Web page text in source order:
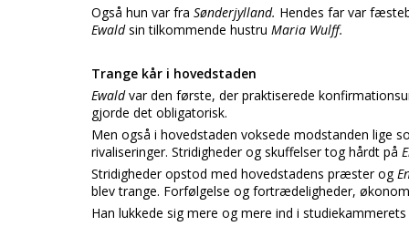
Også hun var fra Sønderjylland. Hendes far var
Ewaldsin tilkommende hustru Maria Wulff.
Trange kår i hovedstaden
Ewaldvar den første, der praktiserede
gjorde det obligatorisk.
Men også i hovedstaden voksede modstanden lige
rivaliseringer. Stridigheder og skuffelser tog hårdt på
Stridigheder opstod med hovedstadens præster og
blev trange. Forfølgelse og fortrædeligheder,
Han lukkede sig mere og mere ind i